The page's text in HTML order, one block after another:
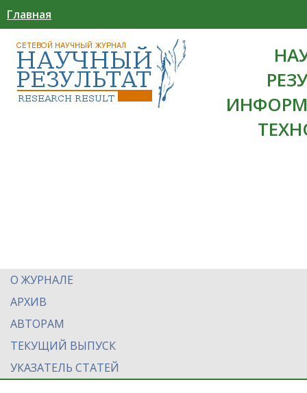
Главная
О ЖУРНАЛЕ
АРХИВ
АВТОРАМ
ТЕКУЩИЙ ВЫПУСК
УКАЗАТЕЛЬ СТАТЕЙ